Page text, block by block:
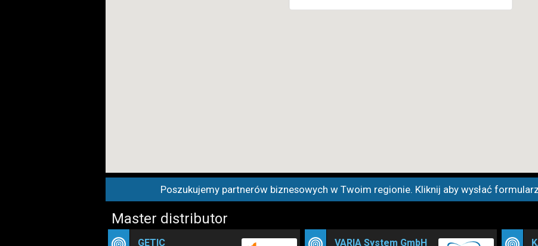
Poszukujemy partnerów biznesowych w Twoim regionie. Kliknij aby wysłać
Master distributor
GETIC VARIA System GmbH